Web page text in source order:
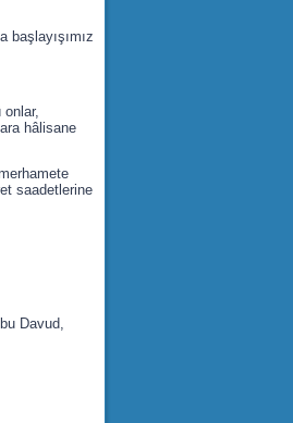
onlar,
hâlisane
saadetlerine
Davud,